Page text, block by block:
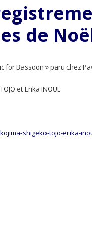
de
for Bassoon » paru chez
et Erika INOUE
shigeko-tojo-erika-